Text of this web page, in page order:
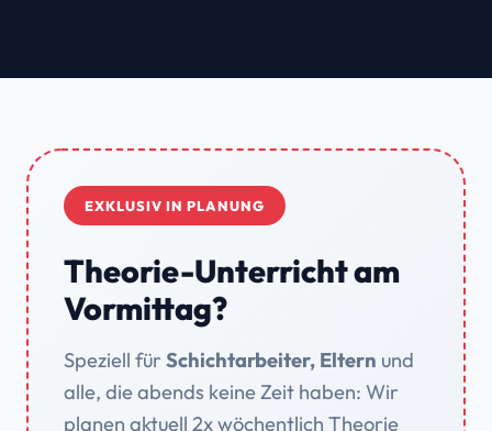
EXKLUSIV IN PLANUNG
Theorie-Unterricht am
Vormittag?
Speziell für Schichtarbeiter, Eltern und
alle, die abends keine Zeit haben: Wir
planen aktuell 2x wöchentlich Theorie